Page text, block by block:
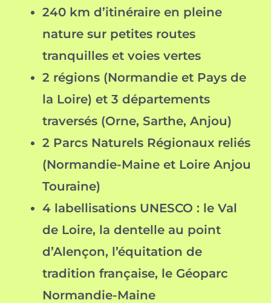
240 km d’itinéraire en pleine
nature sur petites routes
tranquilles et voies vertes
2 régions (Normandie et Pays de
la Loire) et 3 départements
traversés (Orne, Sarthe, Anjou)
2 Parcs Naturels Régionaux reliés
(Normandie-Maine et Loire Anjou
Touraine)
4 labellisations UNESCO : le Val
de Loire, la dentelle au point
d’Alençon, l’équitation de
tradition française, le Géoparc
Normandie-Maine